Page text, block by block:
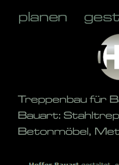
Treppenbau für
Bauart:
Betonmöbel,